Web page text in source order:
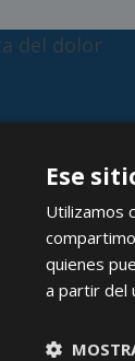
del dolor
motora
de fármacos
Ese
Utilizamos
quienes
a partir del